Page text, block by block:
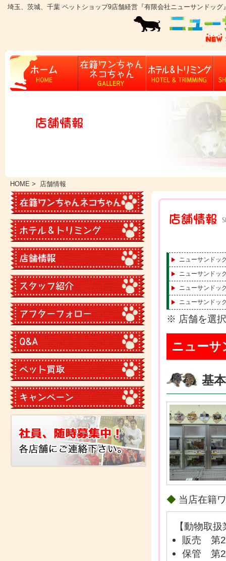
埼玉、茨城、千葉 ペットショップ9店舗経営『有限会社ニューサンドッグ
HOME > 店舗情報
ニューサンドッ
ニューサンドッ
ニューサンドッ
ニューサンドッ
※ 店舗を選
ニューサ
基
◆ 当店在籍
【動物取
販売 第
保管 第